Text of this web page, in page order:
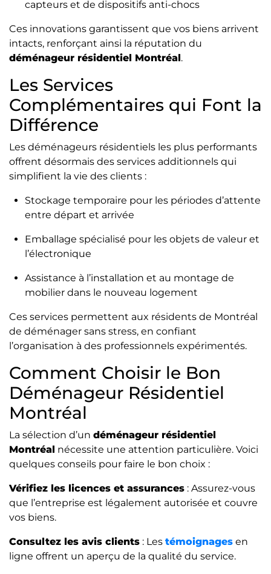
capteurs et de dispositifs anti-chocs
Ces innovations garantissent que vos biens arrivent
intacts, renforçant ainsi la réputation du
déménageur résidentiel Montréal.
Les Services
Complémentaires qui Font la
Différence
Les déménageurs résidentiels les plus performants
offrent désormais des services additionnels qui
simplifient la vie des clients :
Stockage temporaire pour les périodes d’attente
entre départ et arrivée
Emballage spécialisé pour les objets de valeur et
l’électronique
Assistance à l’installation et au montage de
mobilier dans le nouveau logement
Ces services permettent aux résidents de Montréal
de déménager sans stress, en confiant
l’organisation à des professionnels expérimentés.
Comment Choisir le Bon
Déménageur Résidentiel
Montréal
La sélection d’un déménageur résidentiel
Montréal nécessite une attention particulière. Voici
quelques conseils pour faire le bon choix :
Vérifiez les licences et assurances : Assurez-vous
que l’entreprise est légalement autorisée et couvre
vos biens.
Consultez les avis clients : Les témoignages en
ligne offrent un aperçu de la qualité du service.